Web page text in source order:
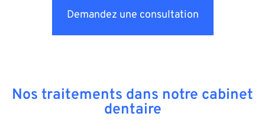
Demandez une consultation
Nos traitements dans notre cabinet
dentaire